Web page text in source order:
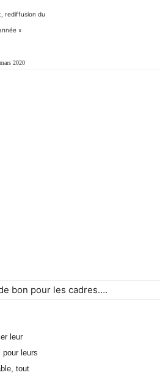
rediffusion du
»
2020
bon pour les cadres….
leur
leurs
tout